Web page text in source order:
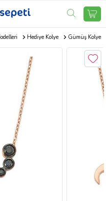
Hediye Kolye Gümüş Kolye